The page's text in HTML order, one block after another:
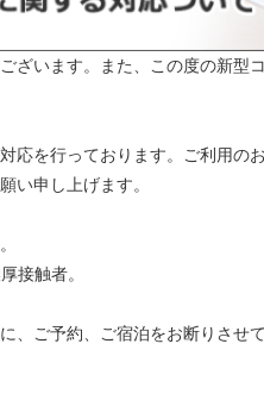
ざいます。また、この度の新型
応を行っております。ご利用の
い申し上げます。
接触者。
、ご予約、ご宿泊をお断りさせて